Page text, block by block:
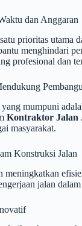
dan Anggaran
prioritas utama
menghindari
profesional dan
mumpuni
Kontraktor Jalan
masyarakat.
Konstruksi Jalan
meningkatkan
jalan